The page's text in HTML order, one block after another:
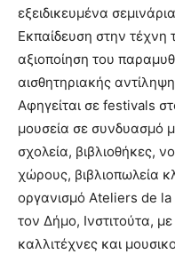
εξειδικευμένα
Εκπαίδευση στην τέχνη
αξιοποίηση του
αισθητηριακής
Αφηγείται σε festivals
μουσεία σε συνδυασμό
σχολεία, βιβλιοθήκες,
χώρους, βιβλιοπωλεία
οργανισμό Αteliers de la
τον Δήμο, Ινστιτούτα,
καλλιτέχνες και